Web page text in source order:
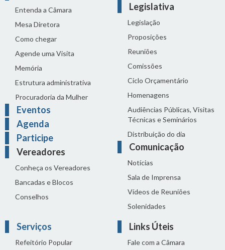
Entenda a Câmara
Mesa Diretora
Como chegar
Agende uma Visita
Memória
Estrutura administrativa
Procuradoria da Mulher
Eventos
Agenda
Participe
Vereadores
Conheça os Vereadores
Bancadas e Blocos
Conselhos
Legislativa
Legislação
Proposições
Reuniões
Comissões
Ciclo Orçamentário
Homenagens
Audiências Públicas, Visitas
Técnicas e Seminários
Distribuição do dia
Comunicação
Notícias
Sala de Imprensa
Vídeos de Reuniões
Solenidades
Serviços
Refeitório Popular
Links Úteis
Fale com a Câmara